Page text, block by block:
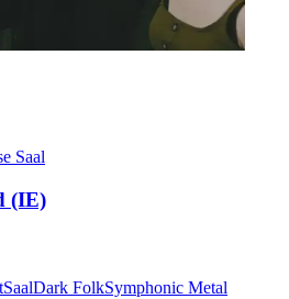
Saal
(IE)
SaalDark FolkSymphonic Metal